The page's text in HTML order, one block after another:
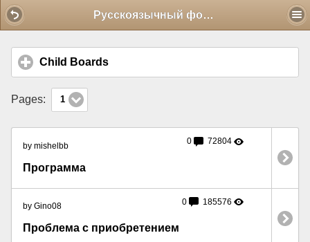
Русскоязычный форум
Child Boards
Pages: 1
by mishelbb 0 72804
Программа
by Gino08 0 185576
Проблема с приобретением